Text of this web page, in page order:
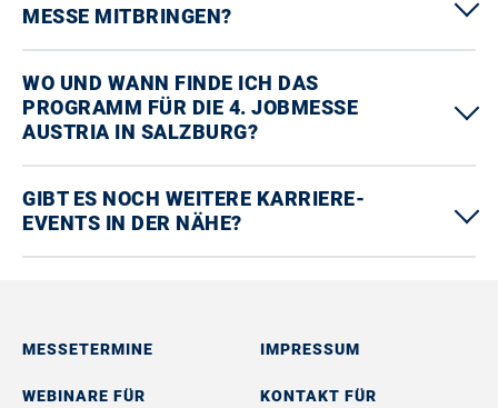
MESSE MITBRINGEN?
WO UND WANN FINDE ICH DAS
PROGRAMM FÜR DIE 4. JOBMESSE
AUSTRIA IN SALZBURG?
GIBT ES NOCH WEITERE KARRIERE-
EVENTS IN DER NÄHE?
MESSETERMINE
WEBINARE FÜR
IMPRESSUM
KONTAKT FÜR